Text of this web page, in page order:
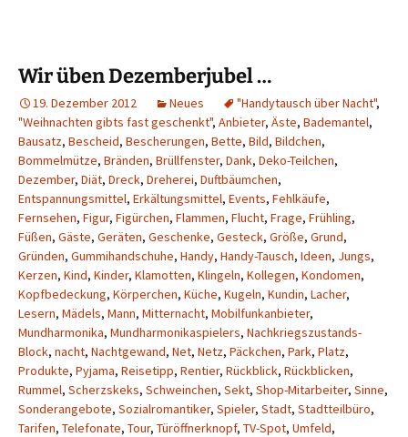
Wir üben Dezemberjubel …
19. Dezember 2012 Neues "Handytausch über Nacht",
"Weihnachten gibts fast geschenkt", Anbieter, Äste, Bademantel,
Bausatz, Bescheid, Bescherungen, Bette, Bild, Bildchen,
Bommelmütze, Bränden, Brüllfenster, Dank, Deko-Teilchen,
Dezember, Diät, Dreck, Dreherei, Duftbäumchen,
Entspannungsmittel, Erkältungsmittel, Events, Fehlkäufe,
Fernsehen, Figur, Figürchen, Flammen, Flucht, Frage, Frühling,
Füßen, Gäste, Geräten, Geschenke, Gesteck, Größe, Grund,
Gründen, Gummihandschuhe, Handy, Handy-Tausch, Ideen, Jungs,
Kerzen, Kind, Kinder, Klamotten, Klingeln, Kollegen, Kondomen,
Kopfbedeckung, Körperchen, Küche, Kugeln, Kundin, Lacher,
Lesern, Mädels, Mann, Mitternacht, Mobilfunkanbieter,
Mundharmonika, Mundharmonikaspielers, Nachkriegszustands-
Block, nacht, Nachtgewand, Net, Netz, Päckchen, Park, Platz,
Produkte, Pyjama, Reisetipp, Rentier, Rückblick, Rückblicken,
Rummel, Scherzskeks, Schweinchen, Sekt, Shop-Mitarbeiter, Sinne,
Sonderangebote, Sozialromantiker, Spieler, Stadt, Stadtteilbüro,
Tarifen, Telefonate, Tour, Türöffnerknopf, TV-Spot, Umfeld,